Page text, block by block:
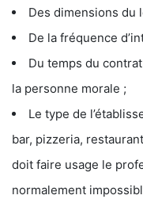
Des dimensions du
De la fréquence
Du temps du
la personne morale ;
Le type de
bar, pizzeria,
doit faire usage le
normalement